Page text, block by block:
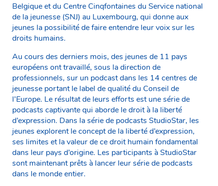
Belgique et du Centre Cinqfontaines du Service national
de la jeunesse (SNJ) au Luxembourg, qui donne aux
jeunes la possibilité de faire entendre leur voix sur les
droits humains.
Au cours des derniers mois, des jeunes de 11 pays
européens ont travaillé, sous la direction de
professionnels, sur un podcast dans les 14 centres de
jeunesse portant le label de qualité du Conseil de
l’Europe. Le résultat de leurs efforts est une série de
podcasts captivante qui aborde le droit à la liberté
d’expression. Dans la série de podcasts StudioStar, les
jeunes explorent le concept de la liberté d’expression,
ses limites et la valeur de ce droit humain fondamental
dans leur pays d’origine. Les participants à StudioStar
sont maintenant prêts à lancer leur série de podcasts
dans le monde entier.